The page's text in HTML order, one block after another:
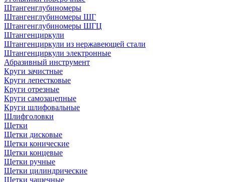
Штангенглубиномеры
Штангенглубиномеры ШГ
Штангенглубиномеры ШГЦ
Штангенциркули
Штангенциркули из нержавеющей стали
Штангенциркули электронные
Абразивный инструмент
Круги зачистные
Круги лепестковые
Круги отрезные
Круги самозацепные
Круги шлифовальные
Шлифголовки
Щетки
Щетки дисковые
Щетки конические
Щетки концевые
Щетки ручные
Щетки цилиндрические
Щетки чашечные